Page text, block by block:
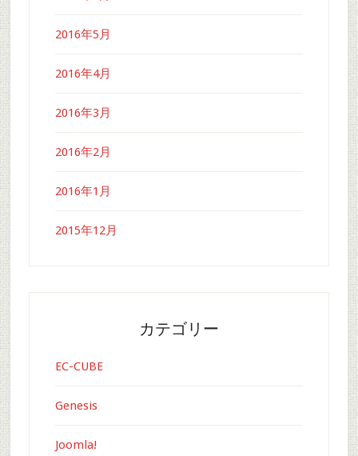
2016年5月
2016年4月
2016年3月
2016年2月
2016年1月
2015年12月
カテゴリー
EC-CUBE
Genesis
Joomla!